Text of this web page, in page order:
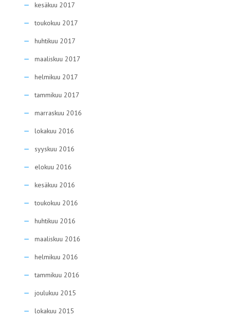
kesäkuu 2017
toukokuu 2017
huhtikuu 2017
maaliskuu 2017
helmikuu 2017
tammikuu 2017
marraskuu 2016
lokakuu 2016
syyskuu 2016
elokuu 2016
kesäkuu 2016
toukokuu 2016
huhtikuu 2016
maaliskuu 2016
helmikuu 2016
tammikuu 2016
joulukuu 2015
lokakuu 2015